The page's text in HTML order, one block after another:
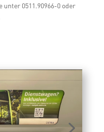
0511.90966-0 oder